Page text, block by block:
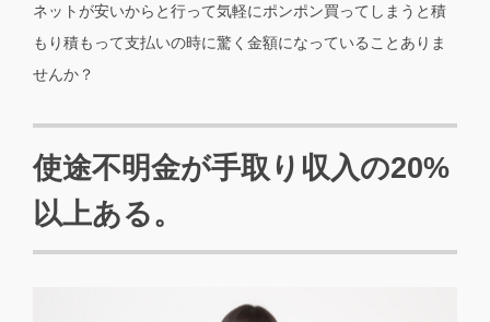
ネットが安いからと行って気軽にポンポン買ってしまうと積
もり積もって支払いの時に驚く金額になっていることありま
せんか？
使途不明金が手取り収入の20%
以上ある。